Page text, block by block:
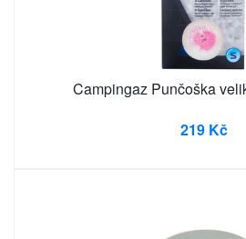
Campingaz Punčoška
219 Kč